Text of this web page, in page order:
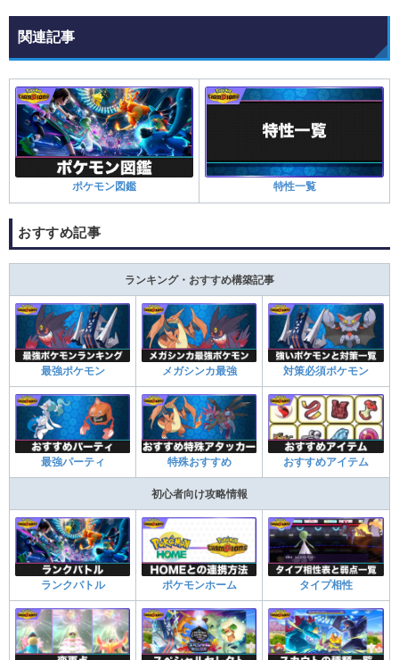
関連記事
ポケモン図鑑 特性一覧
おすすめ記事
ランキング・おすすめ構築記事
最強ポケモン メガシンカ最強 対策必須ポケモン
最強パーティ 特殊おすすめ おすすめアイテム
初心者向け攻略情報
ランクバトル ポケモンホーム タイプ相性